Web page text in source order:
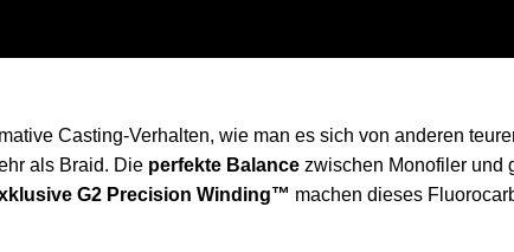
Casting-Verhalten, wie man es sich von anderen
als Braid. Die perfekte Balance zwischen Monofiler und
G2 Precision Winding™ machen dieses